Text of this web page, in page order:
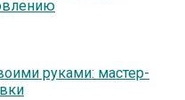
руками: мастер-